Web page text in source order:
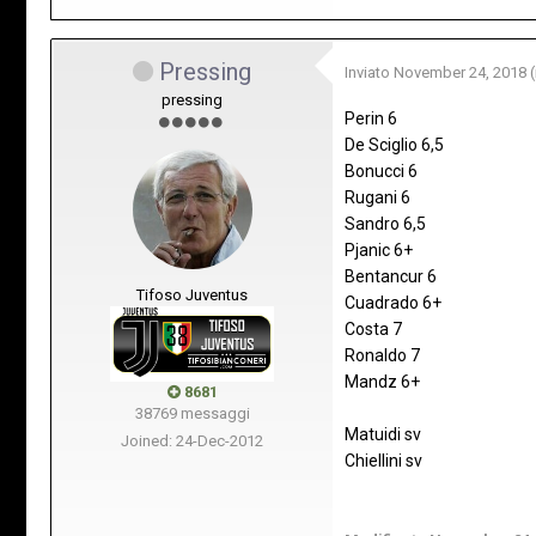
Pressing
pressing
Tifoso Juventus
8681
38769 messaggi
Joined: 24-Dec-2012
Inviato November 24, 2018
Perin 6
De Sciglio 6,5
Bonucci 6
Rugani 6
Sandro 6,5
Pjanic 6+
Bentancur 6
Cuadrado 6+
Costa 7
Ronaldo 7
Mandz 6+
Matuidi sv
Chiellini sv